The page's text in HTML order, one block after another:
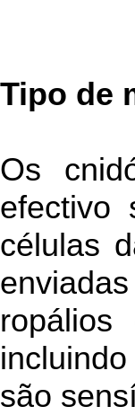
Tipo de
Os
efectivo
células
são